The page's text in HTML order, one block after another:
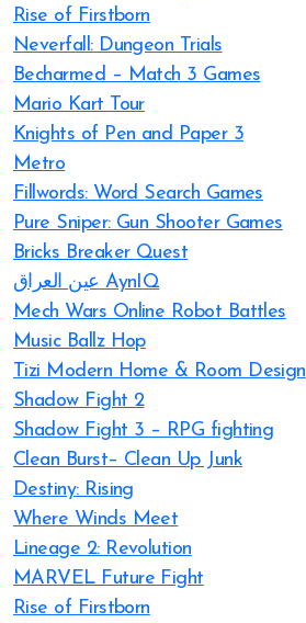
Rise of Firstborn
Neverfall: Dungeon Trials
Becharmed – Match 3 Games
Mario Kart Tour
Knights of Pen and Paper 3
Metro
Fillwords: Word Search Games
Pure Sniper: Gun Shooter Games
Bricks Breaker Quest
عين العراق AynIQ
Mech Wars Online Robot Battles
Music Ballz Hop
Tizi Modern Home & Room Design
Shadow Fight 2
Shadow Fight 3 – RPG fighting
Clean Burst– Clean Up Junk
Destiny: Rising
Where Winds Meet
Lineage 2: Revolution
MARVEL Future Fight
Rise of Firstborn